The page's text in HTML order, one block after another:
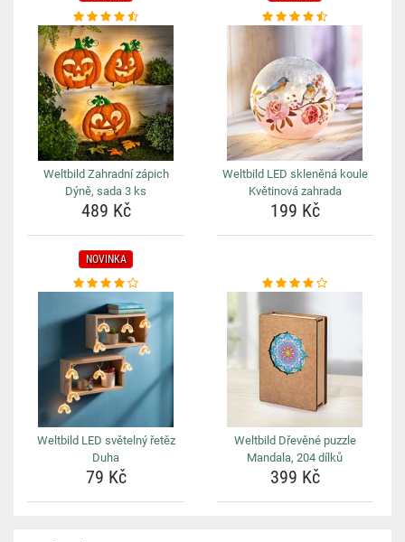
Weltbild Zahradní zápich
Dýně, sada 3 ks
489 Kč
Weltbild LED skleněná koule
Květinová zahrada
199 Kč
NOVINKA
Weltbild LED světelný řetěz
Duha
79 Kč
Weltbild Dřevěné puzzle
Mandala, 204 dílků
399 Kč